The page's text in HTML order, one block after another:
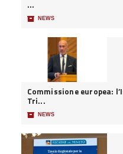
...
📦 NEWS
Commissione europea:
Tri...
📦 NEWS